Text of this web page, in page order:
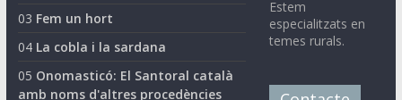
03 Fem un hort
04 La cobla i la sardana
05 Onomasticó: El Santoral català
amb noms d'altres procedències
Estem
especialitzats en
temes rurals.